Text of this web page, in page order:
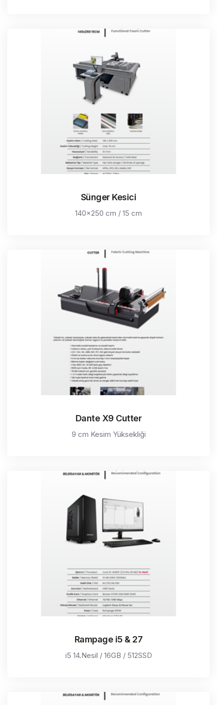
Sünger Kesici
140x250 cm / 15 cm
Dante X9 Cutter
9 cm Kesim Yüksekliği
Rampage i5 & 27
i5 14.Nesil / 16GB / 512SSD